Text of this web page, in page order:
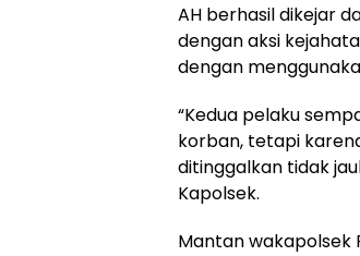
AH berhasil dikejar
dengan aksi
dengan
“Kedua pelaku
korban, tetapi
ditinggalkan tidak
Kapolsek.
Mantan wakapolsek